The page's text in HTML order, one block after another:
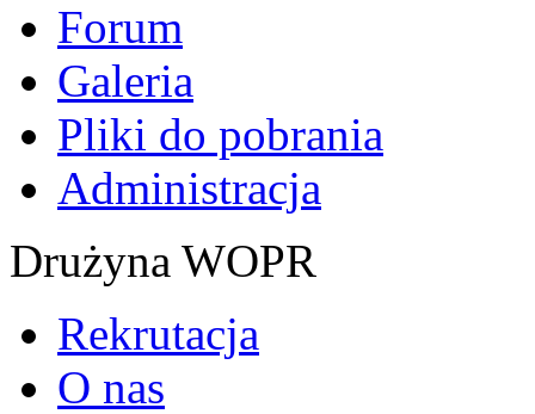
Forum
Galeria
Pliki do pobrania
Administracja
Drużyna WOPR
Rekrutacja
O nas